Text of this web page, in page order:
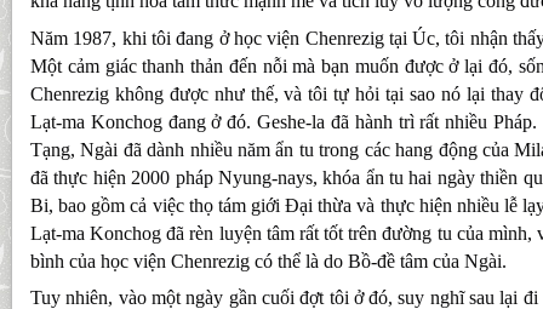
Năm 1987, khi tôi đang ở học viện Chenrezig tại Úc, tôi nhận
Một cảm giác thanh thản đến nỗi mà bạn muốn được ở lại đó,
Chenrezig không được như thế, và tôi tự hỏi tại sao nó lại thay
Lạt-ma Konchog đang ở đó. Geshe-la đã hành trì rất nhiều
Tạng, Ngài đã dành nhiều năm ẩn tu trong các hang động của
đã thực hiện 2000 pháp Nyung-nays, khóa ẩn tu hai ngày thiền
Bi, bao gồm cả việc thọ tám giới Đại thừa và thực hiện nhiều lễ
Lạt-ma Konchog đã rèn luyện tâm rất tốt trên đường tu của mình,
bình của học viện Chenrezig có thể là do Bồ-đề tâm của Ngài.
Tuy nhiên, vào một ngày gần cuối đợt tôi ở đó, suy nghĩ sau lại